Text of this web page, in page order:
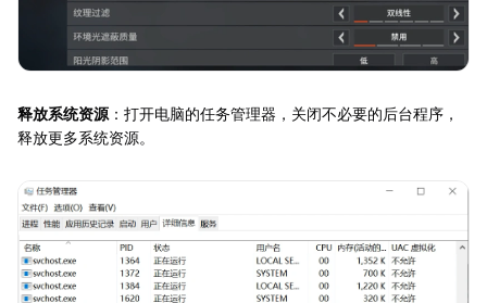
释放系统资源 ：打开电脑的任务管理器，关闭不必要的后台程序，
释放更多系统资源。